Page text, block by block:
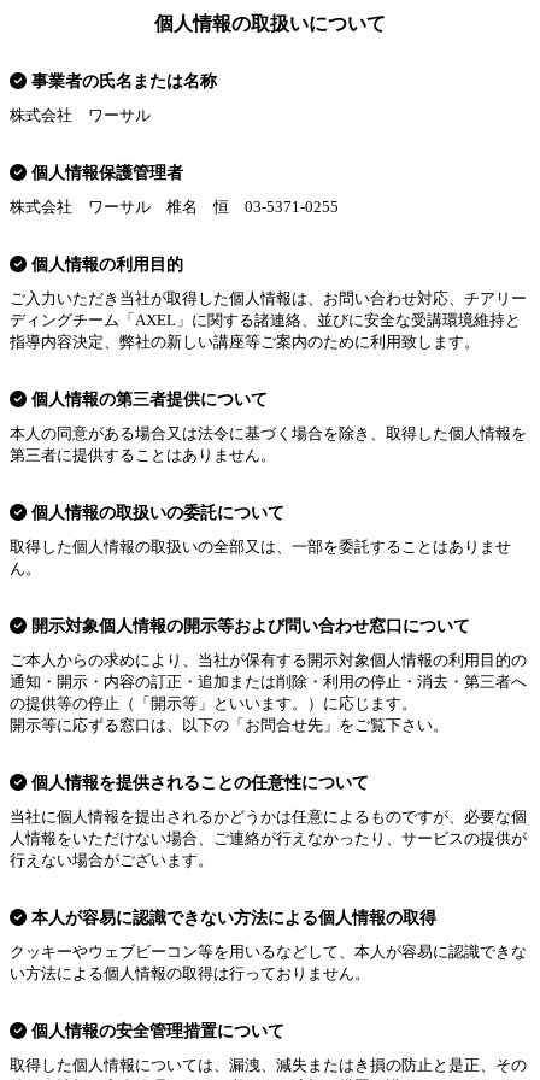
個人情報の取扱いについて
事業者の氏名または名称
株式会社 ワーサル
個人情報保護管理者
株式会社 ワーサル 椎名 恒 03-5371-0255
個人情報の利用目的
ご入力いただき当社が取得した個人情報は、お問い合わせ対応、チアリー
ディングチーム「AXEL」に関する諸連絡、並びに安全な受講環境維持と
指導内容決定、弊社の新しい講座等ご案内のために利用致します。
個人情報の第三者提供について
本人の同意がある場合又は法令に基づく場合を除き、取得した個人情報を
第三者に提供することはありません。
個人情報の取扱いの委託について
取得した個人情報の取扱いの全部又は、一部を委託することはありませ
ん。
開示対象個人情報の開示等および問い合わせ窓口について
ご本人からの求めにより、当社が保有する開示対象個人情報の利用目的の
通知・開示・内容の訂正・追加または削除・利用の停止・消去・第三者へ
の提供等の停止（「開示等」といいます。）に応じます。
開示等に応ずる窓口は、以下の「お問合せ先」をご覧下さい。
個人情報を提供されることの任意性について
当社に個人情報を提出されるかどうかは任意によるものですが、必要な個
人情報をいただけない場合、ご連絡が行えなかったり、サービスの提供が
行えない場合がございます。
本人が容易に認識できない方法による個人情報の取得
クッキーやウェブビーコン等を用いるなどして、本人が容易に認識できな
い方法による個人情報の取得は行っておりません。
個人情報の安全管理措置について
取得した個人情報については、漏洩、減失またはき損の防止と是正、その